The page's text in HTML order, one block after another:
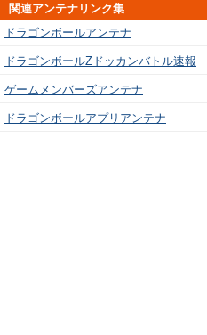
関連アンテナリンク集
ドラゴンボールアンテナ
ドラゴンボールZドッカンバトル速報
ゲームメンバーズアンテナ
ドラゴンボールアプリアンテナ